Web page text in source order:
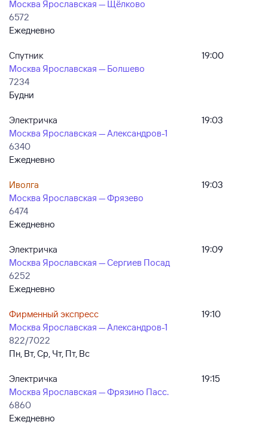
Москва Ярославская — Щёлково
6572
Ежедневно
Спутник
Москва Ярославская — Болшево
7234
Будни
19:00
Электричка
Москва Ярославская — Александров-1
6340
Ежедневно
19:03
Иволга
Москва Ярославская — Фрязево
6474
Ежедневно
19:03
Электричка
Москва Ярославская — Сергиев Посад
6252
Ежедневно
19:09
Фирменный экспресс
Москва Ярославская — Александров-1
822/7022
Пн, Вт, Ср, Чт, Пт, Вс
19:10
Электричка
Москва Ярославская — Фрязино Пасс.
6860
Ежедневно
19:15